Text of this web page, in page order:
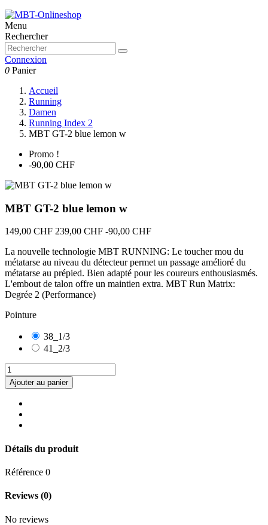
Menu
Rechercher
Connexion
0 Panier
Accueil
Running
Damen
Running Index 2
MBT GT-2 blue lemon w
Promo !
-90,00 CHF
MBT GT-2 blue lemon w
149,00 CHF 239,00 CHF -90,00 CHF
La nouvelle technologie MBT RUNNING: Le toucher mou du
métatarse au niveau du détecteur permet un passage amélioré du
métatarse au prépied. Bien adapté pour les coureurs enthousiasmés.
L'embout de talon offre un maintien extra. MBT Run Matrix:
Degrée 2 (Performance)
Pointure
38_1/3
41_2/3
Ajouter au panier
Détails du produit
Référence 0
Reviews (0)
No reviews